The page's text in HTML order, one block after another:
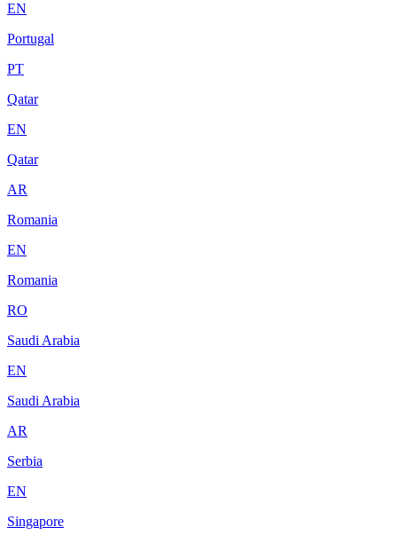
EN
Portugal
PT
Qatar
EN
Qatar
AR
Romania
EN
Romania
RO
Saudi Arabia
EN
Saudi Arabia
AR
Serbia
EN
Singapore